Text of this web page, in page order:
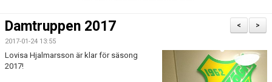
TRUPPEN
BILDGALLERI
>
<
Damtruppen 2017
2017-01-24 13:55
Lovisa Hjalmarsson är klar för säsong
2017!